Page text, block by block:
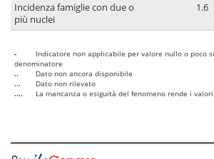
Incidenza famiglie con due o
più nuclei
1.6
-
Indicatore non applicabile per valore nullo o poco
denominatore
..
Dato non ancora disponibile
...
Dato non rilevato
....
La mancanza o esiguità del fenomeno rende i